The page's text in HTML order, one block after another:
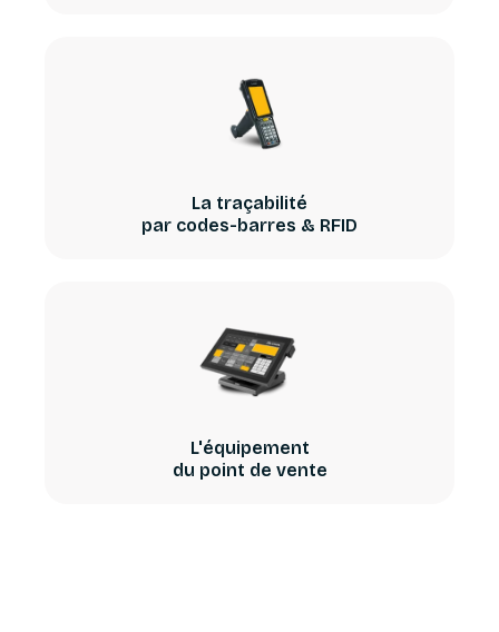
La traçabilité
par codes-barres & RFID
L'équipement
du point de vente